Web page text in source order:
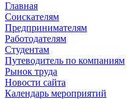
Главная
Соискателям
Предпринимателям
Работодателям
Студентам
Путеводитель по компаниям
Рынок труда
Новости сайта
Календарь мероприятий